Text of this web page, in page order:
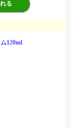
る
120ml